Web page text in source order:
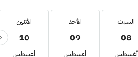
السبت
08
أغسطس
الأحد
09
أغسطس
الأثنين
10
أغسطس